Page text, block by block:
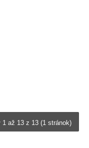
1 až 13 z 13 (1 stránok)